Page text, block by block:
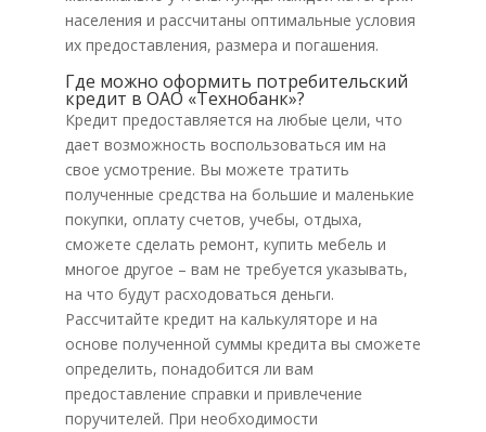
населения и рассчитаны оптимальные условия
их предоставления, размера и погашения.
Где можно оформить потребительский
кредит в ОАО «Технобанк»?
Кредит предоставляется на любые цели, что
дает возможность воспользоваться им на
свое усмотрение. Вы можете тратить
полученные средства на большие и маленькие
покупки, оплату счетов, учебы, отдыха,
сможете сделать ремонт, купить мебель и
многое другое – вам не требуется указывать,
на что будут расходоваться деньги.
Рассчитайте кредит на калькуляторе и на
основе полученной суммы кредита вы сможете
определить, понадобится ли вам
предоставление справки и привлечение
поручителей. При необходимости